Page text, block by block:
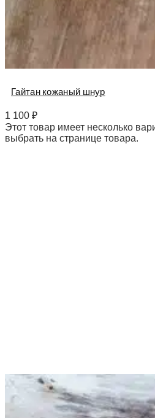
Гайтан кожаный шнур
1 100 ₽
Этот товар имеет несколько
выбрать на странице товара.